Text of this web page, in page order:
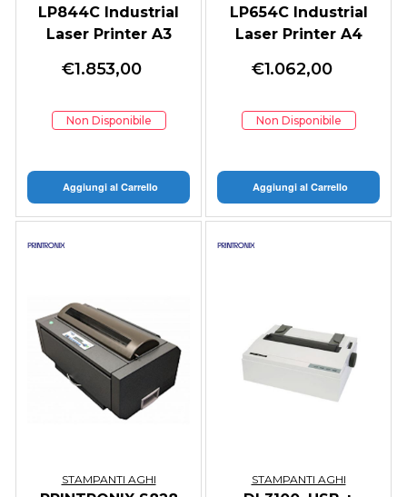
LP844C Industrial
Laser Printer A3
€1.853,00
Non Disponibile
Aggiungi al Carrello
LP654C Industrial
Laser Printer A4
€1.062,00
Non Disponibile
Aggiungi al Carrello
STAMPANTI AGHI STAMPANTI AGHI